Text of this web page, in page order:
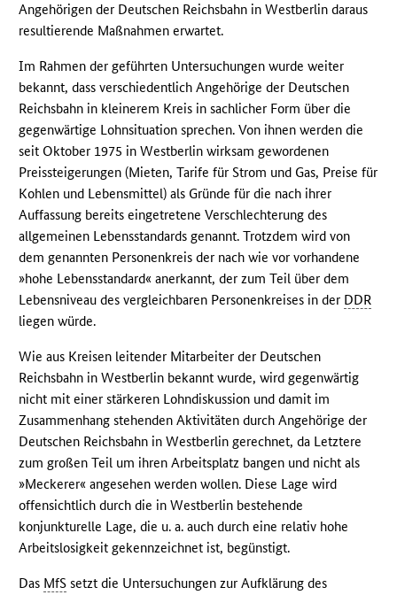
Angehörigen der Deutschen Reichsbahn in Westberlin daraus
resultierende Maßnahmen erwartet.
Im Rahmen der geführten Untersuchungen wurde weiter
bekannt, dass verschiedentlich Angehörige der Deutschen
Reichsbahn in kleinerem Kreis in sachlicher Form über die
gegenwärtige Lohnsituation sprechen. Von ihnen werden die
seit Oktober 1975 in Westberlin wirksam gewordenen
Preissteigerungen (Mieten, Tarife für Strom und Gas, Preise für
Kohlen und Lebensmittel) als Gründe für die nach ihrer
Auffassung bereits eingetretene Verschlechterung des
allgemeinen Lebensstandards genannt. Trotzdem wird von
dem genannten Personenkreis der nach wie vor vorhandene
»hohe Lebensstandard« anerkannt, der zum Teil über dem
Lebensniveau des vergleichbaren Personenkreises in der DDR
liegen würde.
Wie aus Kreisen leitender Mitarbeiter der Deutschen
Reichsbahn in Westberlin bekannt wurde, wird gegenwärtig
nicht mit einer stärkeren Lohndiskussion und damit im
Zusammenhang stehenden Aktivitäten durch Angehörige der
Deutschen Reichsbahn in Westberlin gerechnet, da Letztere
zum großen Teil um ihren Arbeitsplatz bangen und nicht als
»Meckerer« angesehen werden wollen. Diese Lage wird
offensichtlich durch die in Westberlin bestehende
konjunkturelle Lage, die u. a. auch durch eine relativ hohe
Arbeitslosigkeit gekennzeichnet ist, begünstigt.
Das MfS setzt die Untersuchungen zur Aufklärung des